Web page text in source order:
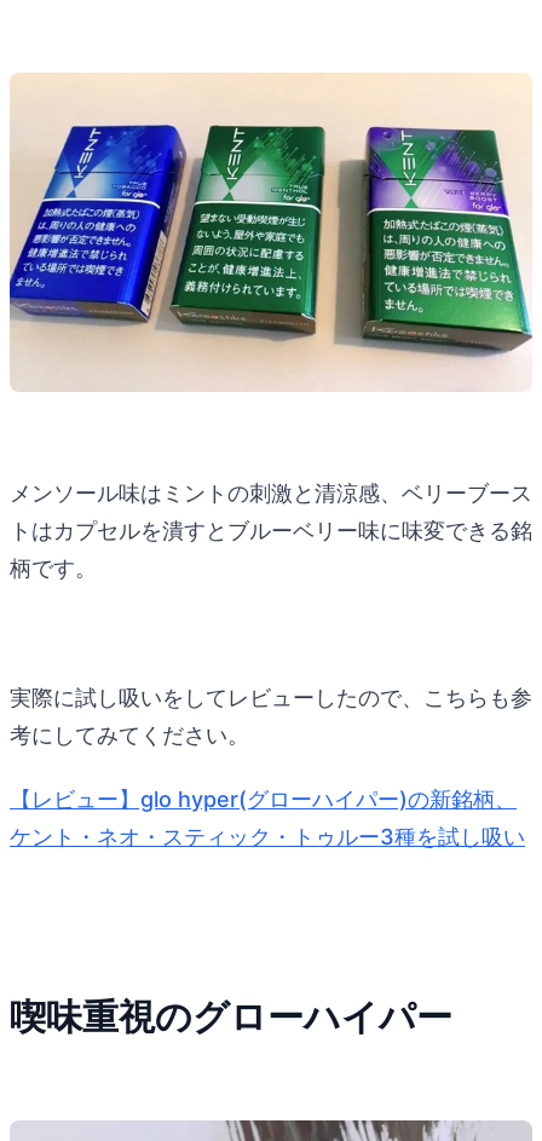
メンソール味はミントの刺激と清涼感、ベリーブース
トはカプセルを潰すとブルーベリー味に味変できる銘
柄です。
実際に試し吸いをしてレビューしたので、こちらも参
考にしてみてください。
【レビュー】glo hyper(グローハイパー)の新銘柄、
ケント・ネオ・スティック・トゥルー3種を試し吸い
喫味重視のグローハイパー